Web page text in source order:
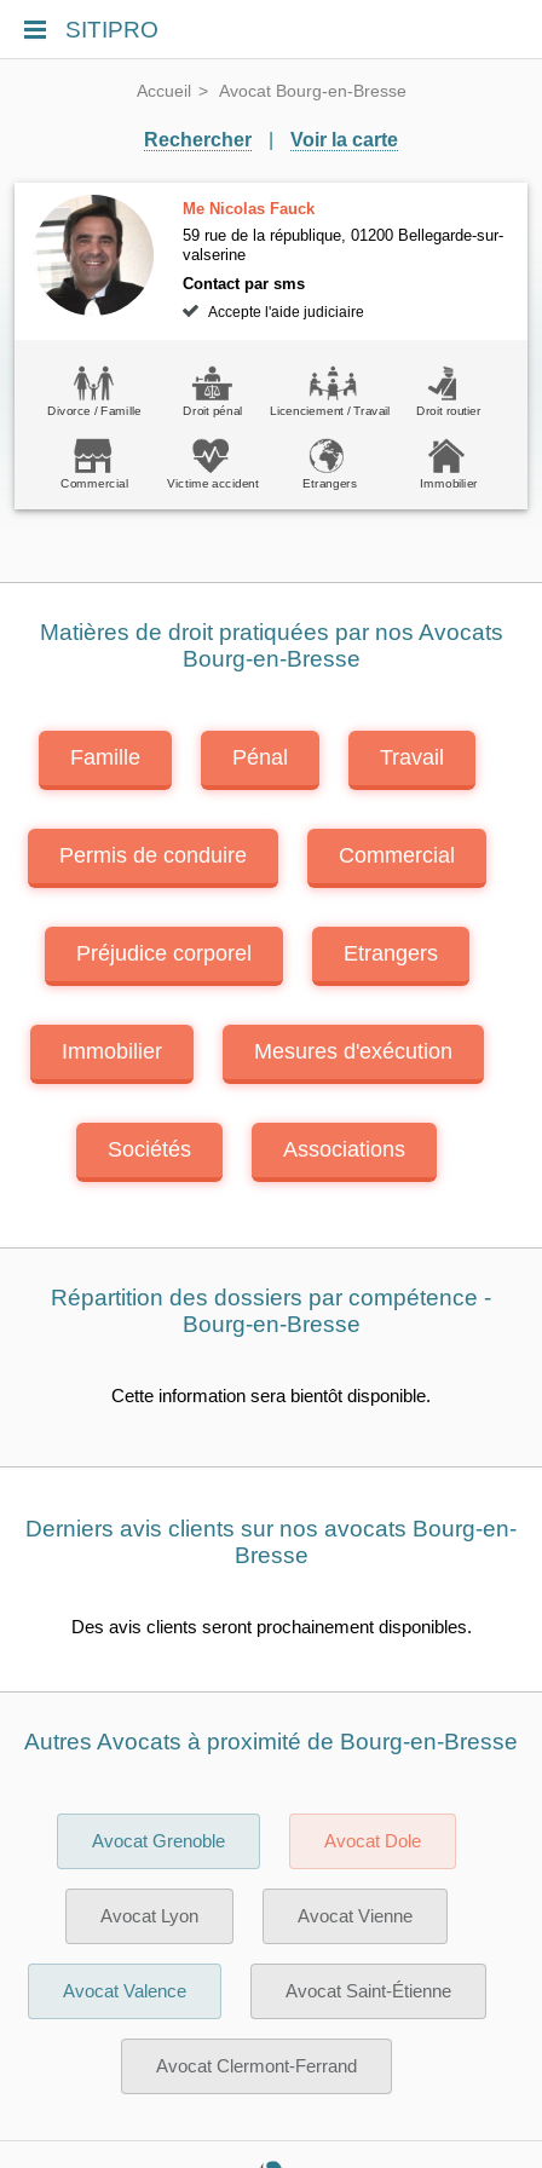
SITIPRO
Accueil Avocat Bourg-en-Bresse
Rechercher Voir la carte
Me Nicolas Fauck
59 rue de la république, 01200 Bellegarde-sur-
valserine
Contact par sms
Accepte l'aide judiciaire
Divorce / Famille Droit pénal Licenciement / Travail Droit routier
Commercial Victime accident Etrangers Immobilier
Matières de droit pratiquées par nos Avocats
Bourg-en-Bresse
Famille Pénal Travail
Permis de conduire Commercial
Préjudice corporel Etrangers
Immobilier Mesures d'exécution
Sociétés Associations
Répartition des dossiers par compétence -
Bourg-en-Bresse
Cette information sera bientôt disponible.
Derniers avis clients sur nos avocats Bourg-en-
Bresse
Des avis clients seront prochainement disponibles.
Autres Avocats à proximité de Bourg-en-Bresse
Avocat Grenoble Avocat Dole
Avocat Lyon Avocat Vienne
Avocat Valence Avocat Saint-Étienne
Avocat Clermont-Ferrand